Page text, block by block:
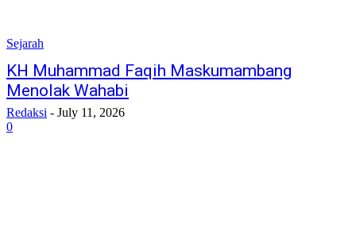
Sejarah
KH Muhammad Faqih Maskumambang
Menolak Wahabi
Redaksi - July 11, 2026
0